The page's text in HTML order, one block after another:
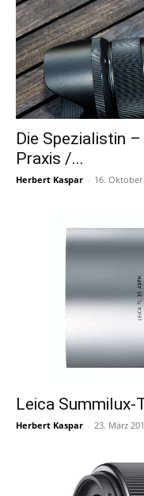
Die Spezialistin
Praxis /...
Herbert Kaspar - 16. Oktober
Leica Summilux-
Herbert Kaspar - 23. März